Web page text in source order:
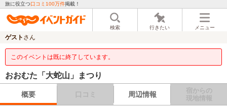
旅に役立つ口コミ100万件掲載！
検索 行きたい メニュー
ゲスト さん
このイベントは既に終了しています。
おおむた「大蛇山」まつり
概要 口コミ 周辺情報
宿からの
現地情報